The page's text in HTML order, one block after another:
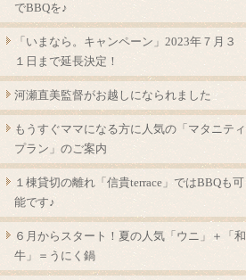
でBBQを♪
「いまなら。キャンペーン」2023年７月３
１日まで延長決定！
河瀬直美監督がお越しになられました
もうすぐママになる方に人気の「マタニティ
プラン」のご案内
１棟貸切の離れ「信貴terrace」ではBBQも可
能です♪
６月からスタート！夏の人気「ウニ」＋「和
牛」＝うにく鍋